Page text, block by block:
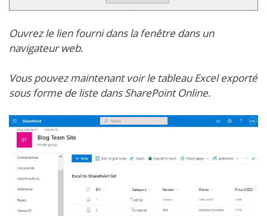
Ouvrez le lien fourni dans la fenêtre dans un
navigateur web.
Vous pouvez maintenant voir le tableau Excel exporté
sous forme de liste dans SharePoint Online.